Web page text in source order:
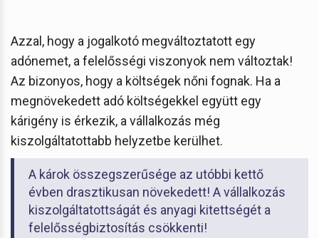
Azzal, hogy a jogalkotó megváltoztatott egy
adónemet, a felelősségi viszonyok nem változtak!
Az bizonyos, hogy a költségek nőni fognak. Ha a
megnövekedett adó költségekkel együtt egy
kárigény is érkezik, a vállalkozás még
kiszolgáltatottabb helyzetbe kerülhet.
A károk összegszerűsége az utóbbi kettő
évben drasztikusan növekedett! A vállalkozás
kiszolgáltatottságát és anyagi kitettségét a
felelősségbiztosítás csökkenti!